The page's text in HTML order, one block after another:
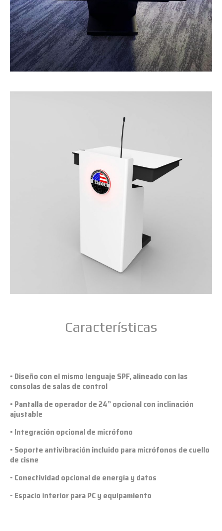
Características
• Diseño con el mismo lenguaje SPF, alineado con las
consolas de salas de control
• Pantalla de operador de 24” opcional con inclinación
ajustable
• Integración opcional de micrófono
• Soporte antivibración incluido para micrófonos de cuello
de cisne
• Conectividad opcional de energía y datos
• Espacio interior para PC y equipamiento